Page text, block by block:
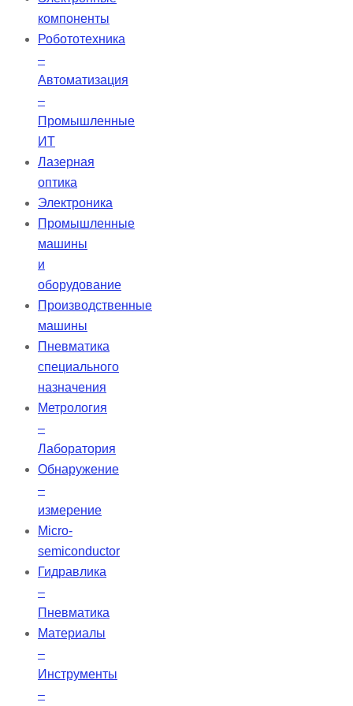
предлагает пациентам
компоненты
Робототехника
–
Автоматизация
–
Промышленные
ИТ
Лазерная
оптика
Электроника
Промышленные
машины
и
оборудование
Производственные
машины
Пневматика
специального
назначения
Метрология
–
Лаборатория
Обнаружение
–
измерение
Micro-
semiconductor
Гидравлика
–
Пневматика
Материалы
–
Инструменты
–